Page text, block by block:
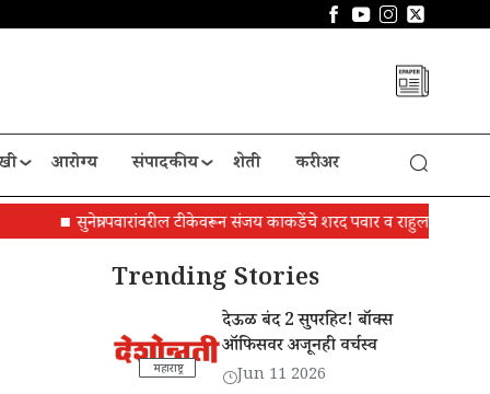
आरोग्य संपादकीय शेती करीअर
सुनेत्रा पवारांवरील टीकेवरून संजय काकडेंचे शरद पवार व राहुल गांधींना पत्र
Trending Stories
महाराष्ट्र
देऊळ बंद 2 सुपरहिट! बॉक्स
ऑफिसवर अजूनही वर्चस्व
Jun 11 2026